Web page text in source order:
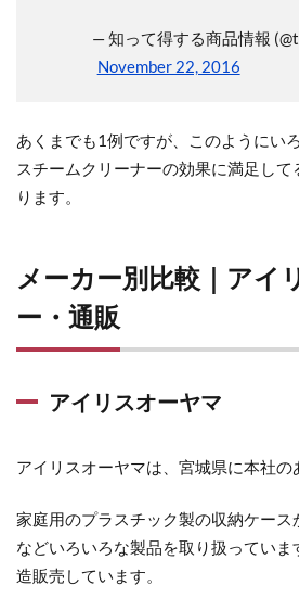
— 知って得する商品情報
November 22, 2016
あくまでも1例ですが、このようにい
スチームクリーナーの効果に満足し
ります。
メーカー別比較｜アイ
ー・通販
アイリスオーヤマ
アイリスオーヤマは、宮城県に本社の
家庭用のプラスチック製の収納ケース
などいろいろな製品を取り扱ってい
造販売しています。